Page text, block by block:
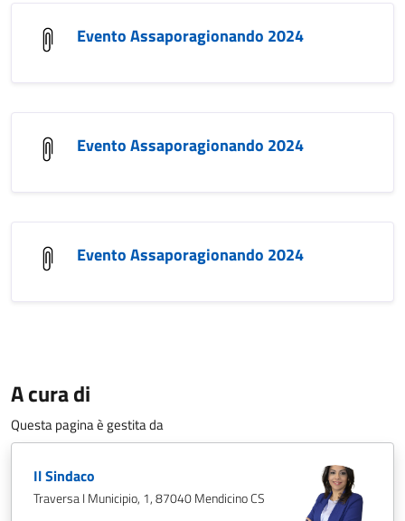
Evento Assaporagionando 2024
Evento Assaporagionando 2024
Evento Assaporagionando 2024
A cura di
Questa pagina è gestita da
Il Sindaco
Traversa I Municipio, 1, 87040 Mendicino CS